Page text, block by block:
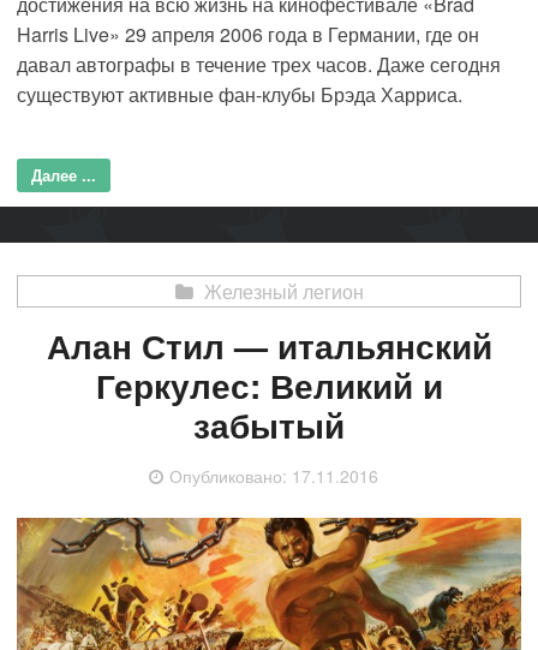
Harris Live» 29 апреля 2006 года в Германии, где он
давал автографы в течение трех часов. Даже сегодня
существуют активные фан-клубы Брэда Харриса.
Далее ...
Железный легион
Алан Стил — итальянский
Геркулес: Великий и
забытый
Опубликовано: 17.11.2016